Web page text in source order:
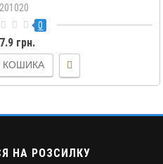
0
грн.
КОШИКА
НА РОЗСИЛКУ